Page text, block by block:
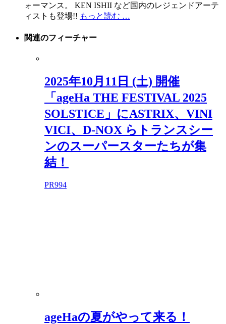
ォーマンス。 KEN ISHII など国内のレジェンドアーテ
ィストも登場!! もっと読む …
関連のフィーチャー
2025年10月11日 (土) 開催
「ageHa THE FESTIVAL 2025
SOLSTICE」にASTRIX、VINI
VICI、D-NOX らトランスシー
ンのスーパースターたちが集
結！
PR994
ageHaの夏がやって来る！